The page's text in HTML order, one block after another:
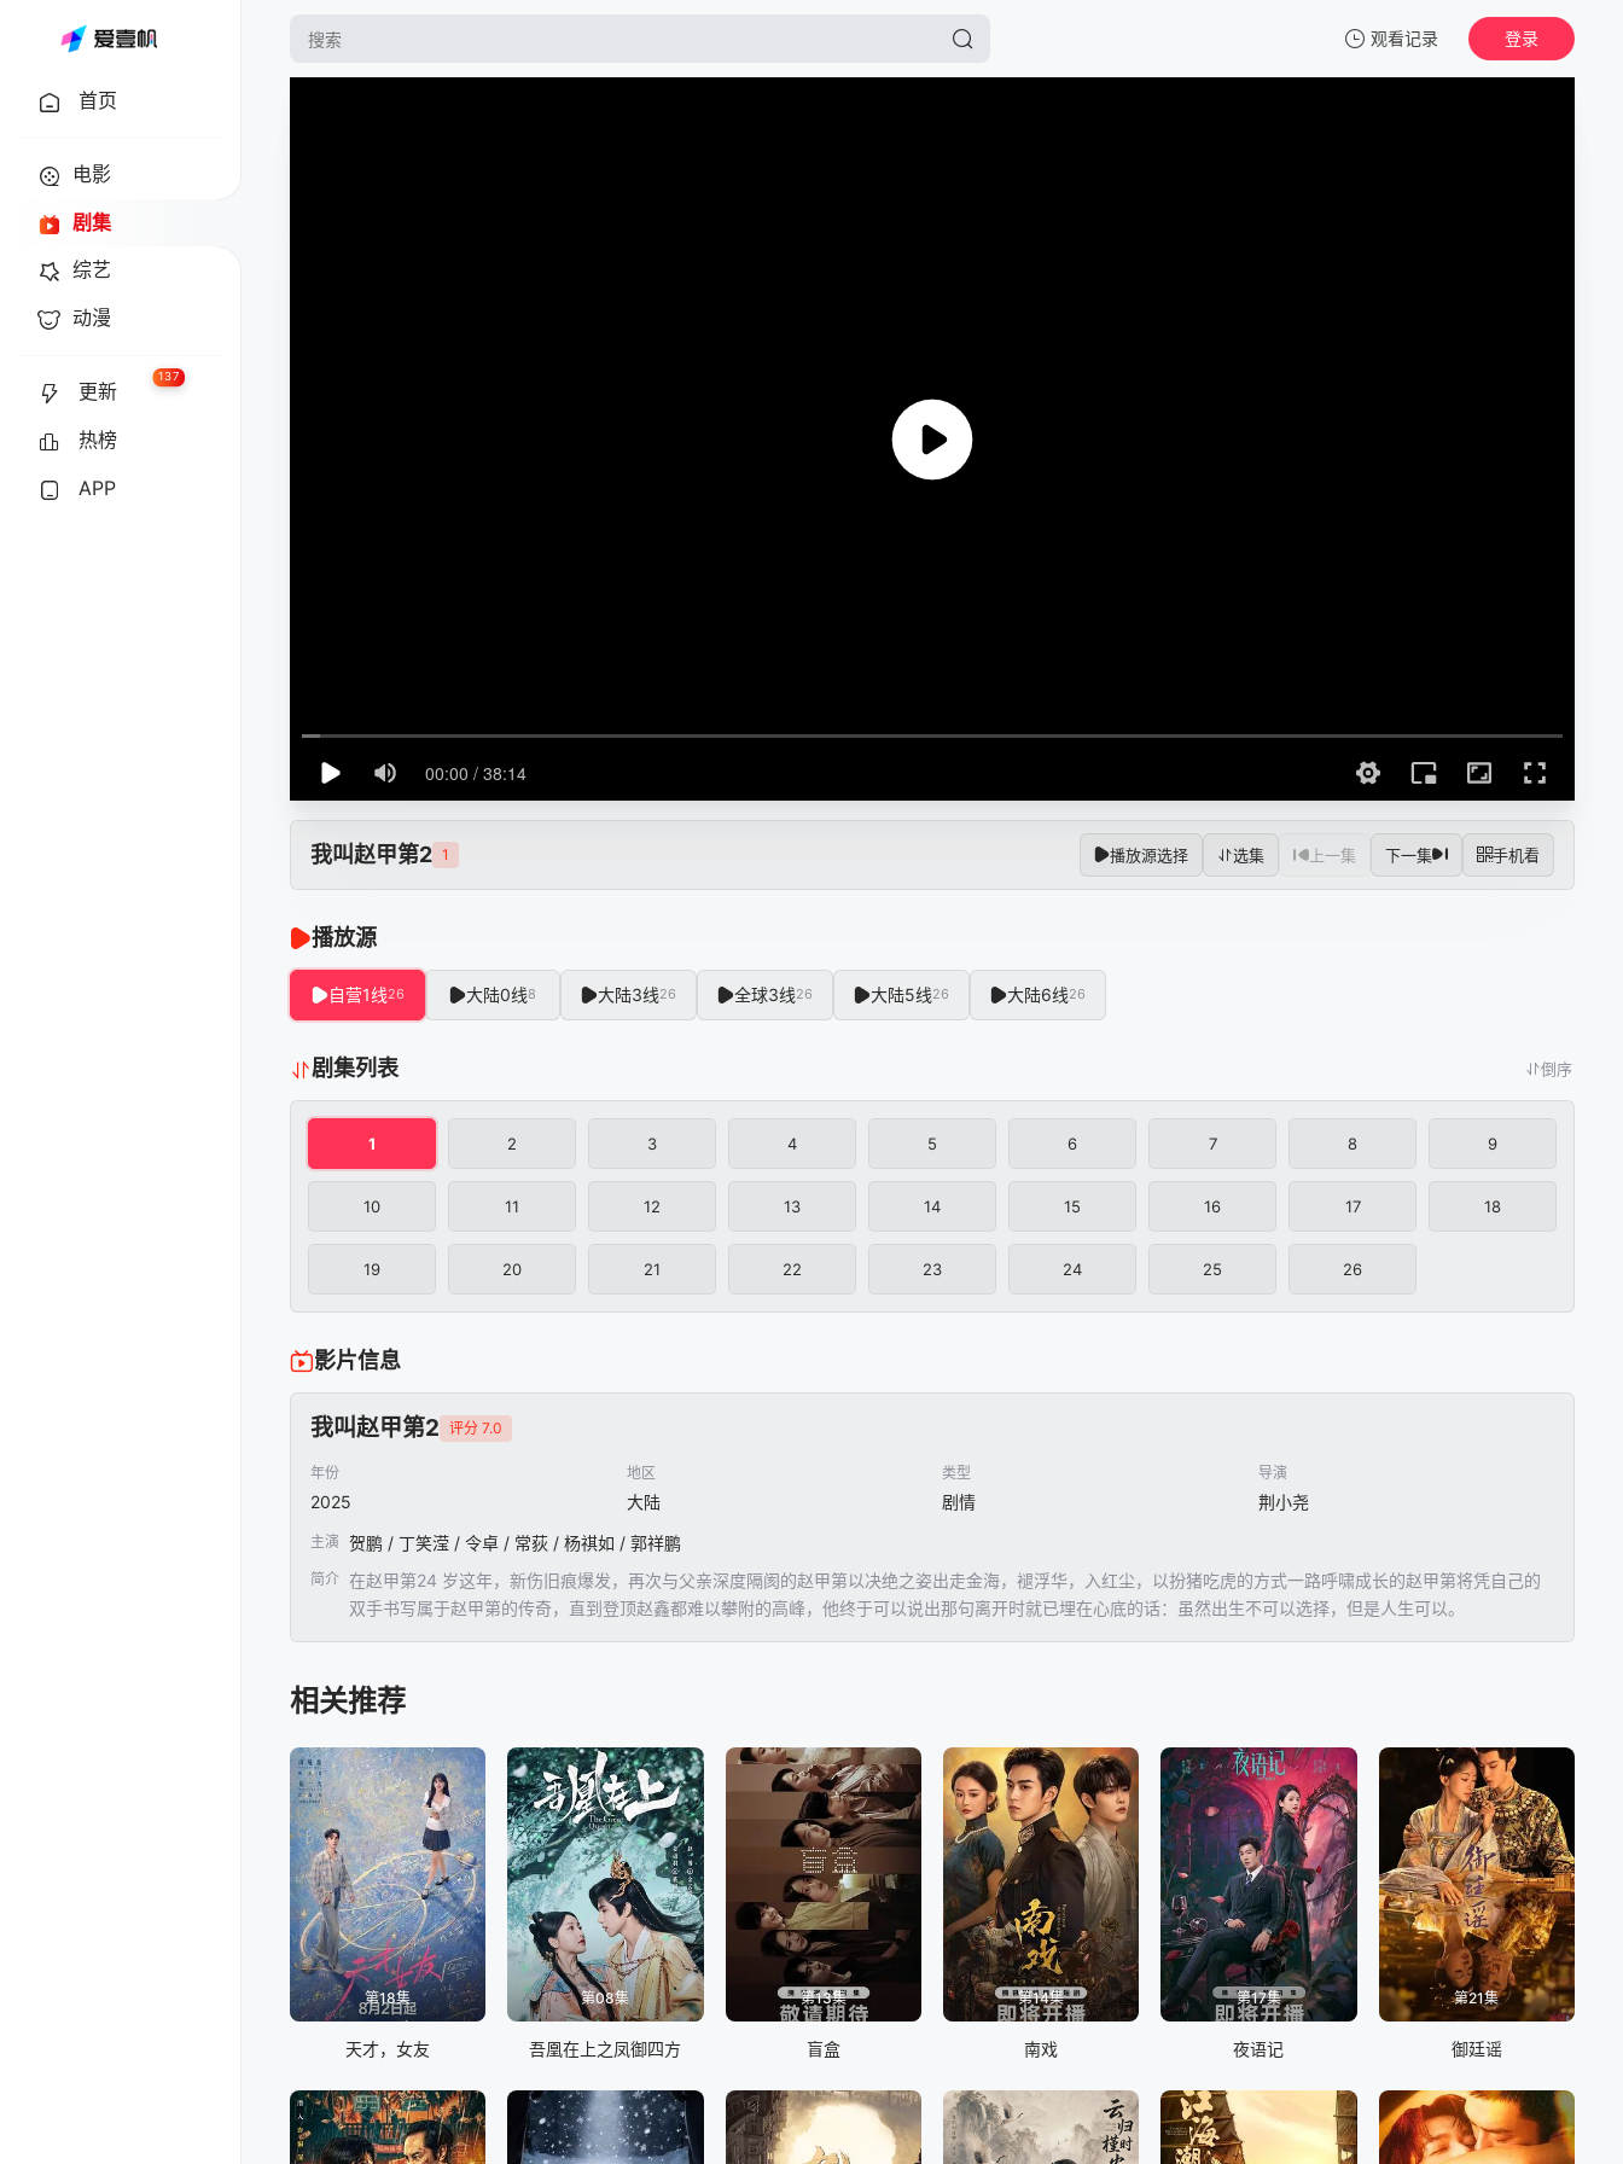
观看记录 登录
首页
电影
剧集
综艺
动漫
更新
137
热榜
APP
我叫赵甲第2 1 播放源选择 选集 上一集 下一集 手机看
播放源
自营1线26 大陆0线8 大陆3线26 全球3线26 大陆5线26 大陆6线26
剧集列表 倒序
1 2 3 4 5 6 7 8 9
10 11 12 13 14 15 16 17 18
19 20 21 22 23 24 25 26
影片信息
我叫赵甲第2 评分 7.0
年份
2025
地区
大陆
类型
剧情
导演
荆小尧
主演 贺鹏 / 丁笑滢 / 令卓 / 常荻 / 杨祺如 / 郭祥鹏
简介 在赵甲第24 岁这年，新伤旧痕爆发，再次与父亲深度隔阂的赵甲第以决绝之姿出走金海，褪浮华，入红尘，以扮猪吃虎的方式一路呼啸成长的赵甲第将凭自己的
双手书写属于赵甲第的传奇，直到登顶赵鑫都难以攀附的高峰，他终于可以说出那句离开时就已埋在心底的话：虽然出生不可以选择，但是人生可以。
相关推荐
第18集
天才，女友
第08集
吾凰在上之凤御四方
第13集
盲盒
第14集
南戏
第17集
夜语记
第21集
御廷谣